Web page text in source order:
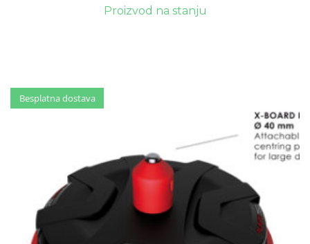
Proizvod na stanju
Besplatna dostava